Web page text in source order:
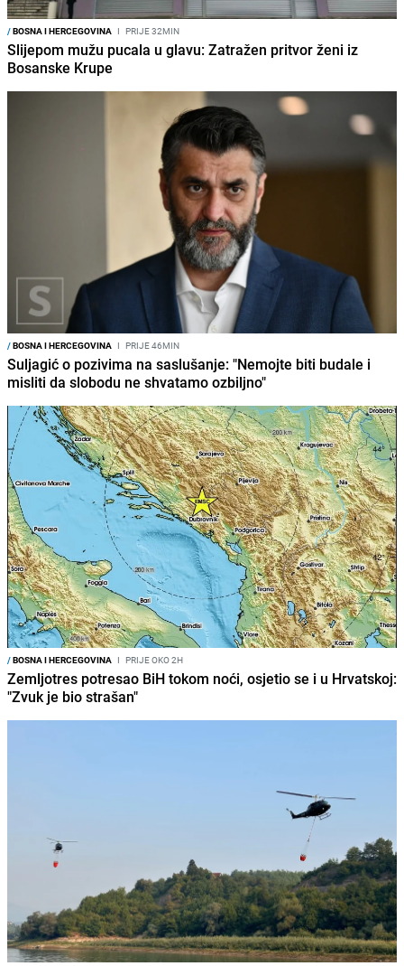
/BOSNA I HERCEGOVINA I PRIJE 32MIN
Slijepom mužu pucala u glavu: Zatražen pritvor ženi iz
Bosanske Krupe
/BOSNA I HERCEGOVINA I PRIJE 46MIN
Suljagić o pozivima na saslušanje: "Nemojte biti budale i
misliti da slobodu ne shvatamo ozbiljno"
/BOSNA I HERCEGOVINA I PRIJE OKO 2H
Zemljotres potresao BiH tokom noći, osjetio se i u Hrvatskoj:
"Zvuk je bio strašan"